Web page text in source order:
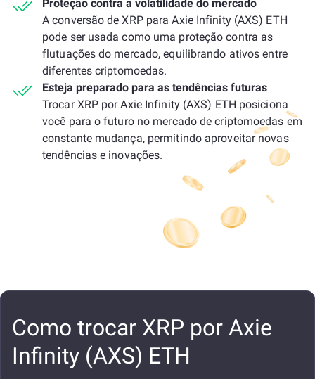
Proteção contra a volatilidade do mercado
A conversão de XRP para Axie Infinity (AXS) ETH
pode ser usada como uma proteção contra as
flutuações do mercado, equilibrando ativos entre
diferentes criptomoedas.
Esteja preparado para as tendências futuras
Trocar XRP por Axie Infinity (AXS) ETH posiciona
você para o futuro no mercado de criptomoedas em
constante mudança, permitindo aproveitar novas
tendências e inovações.
Como trocar XRP por Axie
Infinity (AXS) ETH